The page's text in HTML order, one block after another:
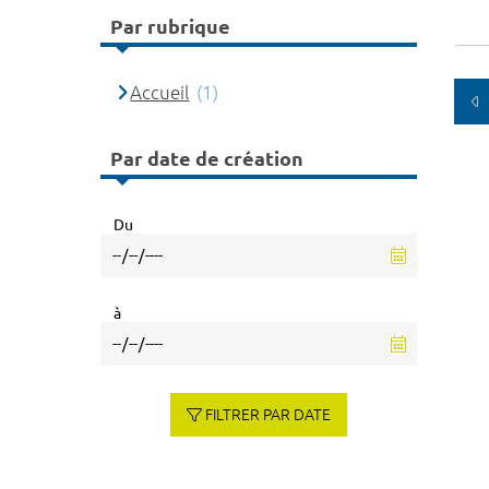
Par rubrique
Accueil (1)
Par date de création
Du
à
FILTRER PAR DATE